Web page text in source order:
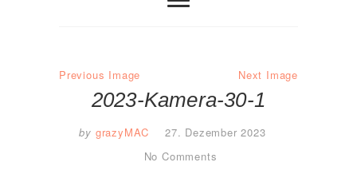
Previous Image Next Image
2023-Kamera-30-1
by grazyMAC
27. Dezember 2023
No Comments